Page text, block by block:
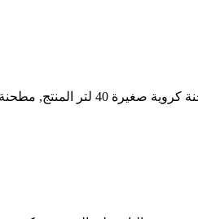
جودة عالية مطحنة كروية صغيرة اتجاهية كاملة 40